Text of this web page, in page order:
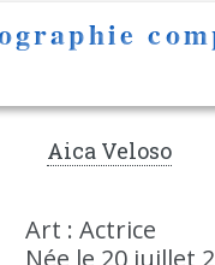
Aica Veloso
Art : Actrice
Née le 20 juillet